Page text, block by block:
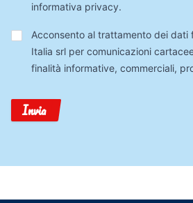
informativa privacy.
Trattamento
Dati
Acconsento al trattamento dei dati
Italia srl per comunicazioni
finalità informative, commerciali,
Invia